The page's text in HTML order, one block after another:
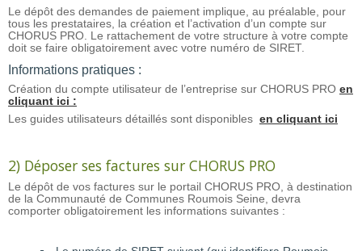
Le dépôt des demandes de paiement implique, au préalable, pour
tous les prestataires, la création et l’activation d’un compte sur
CHORUS PRO. Le rattachement de votre structure à votre compte
doit se faire obligatoirement avec votre numéro de SIRET.
Informations pratiques :
Création du compte utilisateur de l’entreprise sur CHORUS PRO en
cliquant ici :
Les guides utilisateurs détaillés sont disponibles en cliquant ici
2) Déposer ses factures sur CHORUS PRO
Le dépôt de vos factures sur le portail CHORUS PRO, à destination
de la Communauté de Communes Roumois Seine, devra
comporter obligatoirement les informations suivantes :